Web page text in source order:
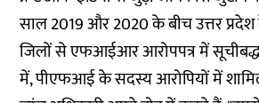
साल 2019 और 2020 के बीच उत्तर
जिलों से एफआईआर आरोपपत्र में
में, पीएफआई के सदस्य आरोपियों में